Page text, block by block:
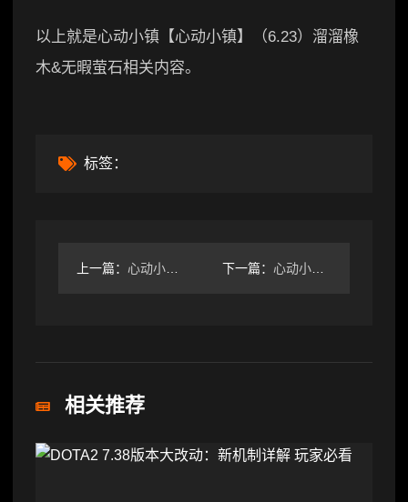
以上就是心动小镇【心动小镇】（6.23）溜溜橡
木&无暇萤石相关内容。
标签：
上一篇： 心动小镇【心动小镇】（8.13）溜溜橡木&无暇萤石 下一篇： 心动小镇【心动小镇】（6.25）溜溜橡木&无暇萤石
相关推荐